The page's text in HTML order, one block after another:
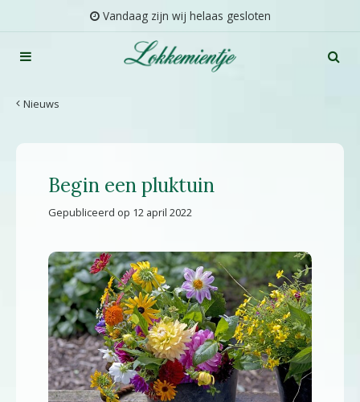
Nieuws
Vandaag zijn wij helaas gesloten
Begin een pluktuin
Gepubliceerd op 12 april 2022